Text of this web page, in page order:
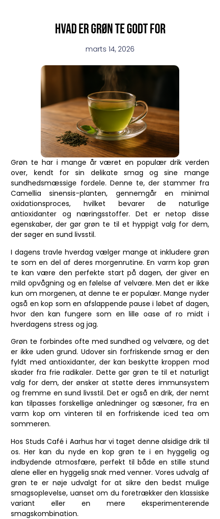
Hvad er grøn te godt for
marts 14, 2026
Grøn te har i mange år været en populær drik verden
over, kendt for sin delikate smag og sine mange
sundhedsmæssige fordele. Denne te, der stammer fra
Camellia sinensis-planten, gennemgår en minimal
oxidationsproces, hvilket bevarer de naturlige
antioxidanter og næringsstoffer. Det er netop disse
egenskaber, der gør grøn te til et hyppigt valg for dem,
der søger en sund livsstil.
I dagens travle hverdag vælger mange at inkludere grøn
te som en del af deres morgenrutine. En varm kop grøn
te kan være den perfekte start på dagen, der giver en
mild opvågning og en følelse af velvære. Men det er ikke
kun om morgenen, at denne te er populær. Mange nyder
også en kop som en afslappende pause i løbet af dagen,
hvor den kan fungere som en lille oase af ro midt i
hverdagens stress og jag.
Grøn te forbindes ofte med sundhed og velvære, og det
er ikke uden grund. Udover sin forfriskende smag er den
fyldt med antioxidanter, der kan beskytte kroppen mod
skader fra frie radikaler. Dette gør grøn te til et naturligt
valg for dem, der ønsker at støtte deres immunsystem
og fremme en sund livsstil. Det er også en drik, der nemt
kan tilpasses forskellige anledninger og sæsoner, fra en
varm kop om vinteren til en forfriskende iced tea om
sommeren.
Hos Studs Café i Aarhus har vi taget denne alsidige drik til
os. Her kan du nyde en kop grøn te i en hyggelig og
indbydende atmosfære, perfekt til både en stille stund
alene eller en hyggelig snak med venner. Vores udvalg af
grøn te er nøje udvalgt for at sikre den bedst mulige
smagsoplevelse, uanset om du foretrækker den klassiske
variant eller en mere eksperimenterende
smagskombination.